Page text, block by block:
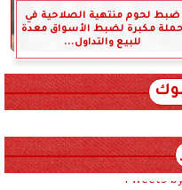
ضبط لحوم منتهية الصلاحية في
حملة مكبرة لضبط الأسواق معدة
للبيع والتداول...
Tweets